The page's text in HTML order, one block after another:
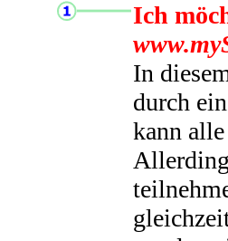
Ich
In
durch
kann